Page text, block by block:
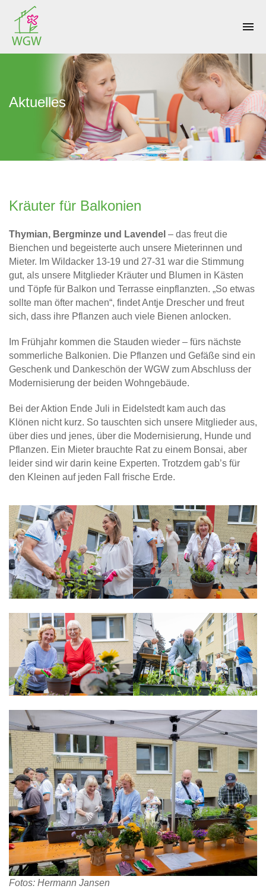
menu
Aktuelles
Kräuter für Balkonien
Thymian, Bergminze und Lavendel – das freut die
Bienchen und begeisterte auch unsere Mieterinnen und
Mieter. Im Wildacker 13-19 und 27-31 war die Stimmung
gut, als unsere Mitglieder Kräuter und Blumen in Kästen
und Töpfe für Balkon und Terrasse einpflanzten. „So etwas
sollte man öfter machen“, findet Antje Drescher und freut
sich, dass ihre Pflanzen auch viele Bienen anlocken.
Im Frühjahr kommen die Stauden wieder – fürs nächste
sommerliche Balkonien. Die Pflanzen und Gefäße sind ein
Geschenk und Dankeschön der WGW zum Abschluss der
Modernisierung der beiden Wohngebäude.
Bei der Aktion Ende Juli in Eidelstedt kam auch das
Klönen nicht kurz. So tauschten sich unsere Mitglieder aus,
über dies und jenes, über die Modernisierung, Hunde und
Pflanzen. Ein Mieter brauchte Rat zu einem Bonsai, aber
leider sind wir darin keine Experten. Trotzdem gab’s für
den Kleinen auf jeden Fall frische Erde.
Fotos: Hermann Jansen